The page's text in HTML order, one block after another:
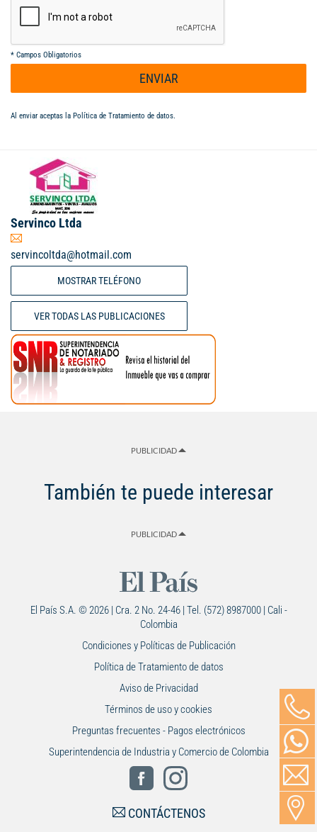
* Campos Obligatorios
ENVIAR
Al enviar aceptas la Política de Tratamiento de datos.
Servinco Ltda
servincoltda@hotmail.com
MOSTRAR TELÉFONO
VER TODAS LAS PUBLICACIONES
PUBLICIDAD
También te puede interesar
PUBLICIDAD
El País S.A. © 2026 | Cra. 2 No. 24-46 | Tel. (572) 8987000 | Cali -
Colombia
Condiciones y Políticas de Publicación
Política de Tratamiento de datos
Aviso de Privacidad
Términos de uso y cookies
Preguntas frecuentes - Pagos electrónicos
Superintendencia de Industria y Comercio de Colombia
CONTÁCTENOS